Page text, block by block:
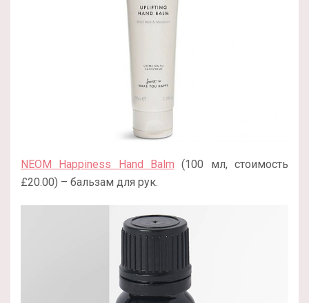
NEOM Happiness Hand Balm (100 мл, стоимость
£20.00) – бальзам для рук.